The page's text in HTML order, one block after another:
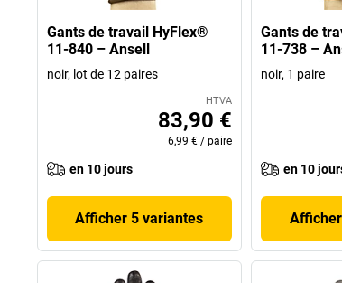
Gants de travail HyFlex®
11-840 – Ansell
noir, lot de 12 paires
HTVA
83,90 €
6,99 € /paire
en 10 jours
Afficher 5 variantes
Gants de
11-738 –
noir, 1 paire
en 10